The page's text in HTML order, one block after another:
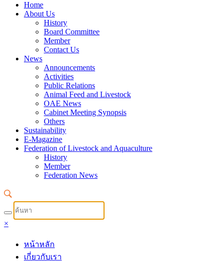
Home
About Us
History
Board Committee
Member
Contact Us
News
Announcements
Activities
Public Relations
Animal Feed and Livestock
OAE News
Cabinet Meeting Synopsis
Others
Sustainability
E-Magazine
Federation of Livestock and Aquaculture
History
Member
Federation News
×
หน้าหลัก
เกี่ยวกับเรา